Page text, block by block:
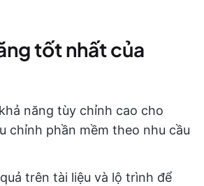
tốt nhất của
năng tùy chỉnh cao cho
chỉnh phần mềm theo nhu cầu
trên tài liệu và lộ trình để